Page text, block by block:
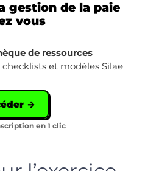
gestion de la paie
vous
de ressources
checklists et modèles Silae
→
en 1 clic